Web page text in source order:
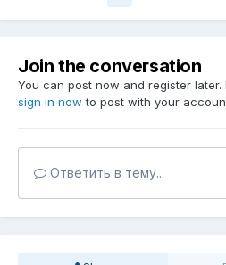
Join the conversation
You can post now and register
sign in now to post with your
Ответить в тему...